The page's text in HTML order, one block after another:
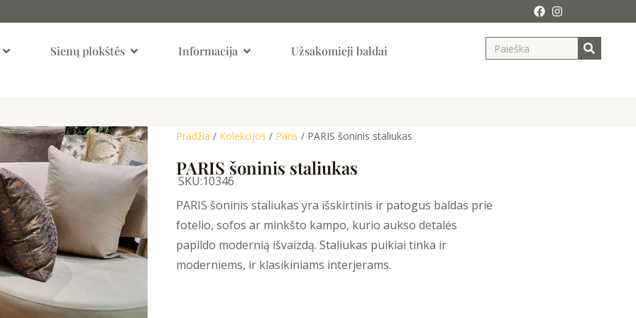
Open KambariaiSienų plokštės Open Sienų Plokštės
Informacija Open InformacijaUžsakomieji baldai Search
Pradžia / Kolekcijos / Paris / PARIS šoninis staliukas
PARIS šoninis staliukas
SKU:10346
PARIS šoninis staliukas yra išskirtinis ir patogus baldas prie
fotelio, sofos ar minkšto kampo, kurio aukso detalės
papildo modernią išvaizdą. Staliukas puikiai tinka ir
moderniems, ir klasikiniams interjerams.